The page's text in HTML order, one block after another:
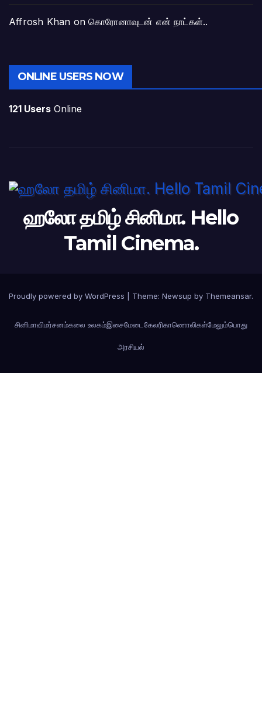
Affrosh Khan onகொரோனாவுடன் என் நாட்கள்..
ONLINE USERS NOW
121 Users Online
ஹலோ தமிழ் சினிமா. Hello
Tamil Cinema.
Proudly powered by WordPress Theme: Newsup by Themeansar.
சினிமாவிமர்சனம்கலை உலகம்இசைமேடை கேலரிகாணொலிகள்மேலும்பொது
அரசியல்